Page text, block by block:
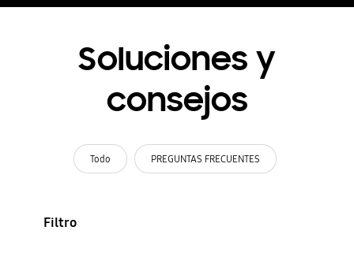
Soluciones y
consejos
Todo PREGUNTAS FRECUENTES
Filtro